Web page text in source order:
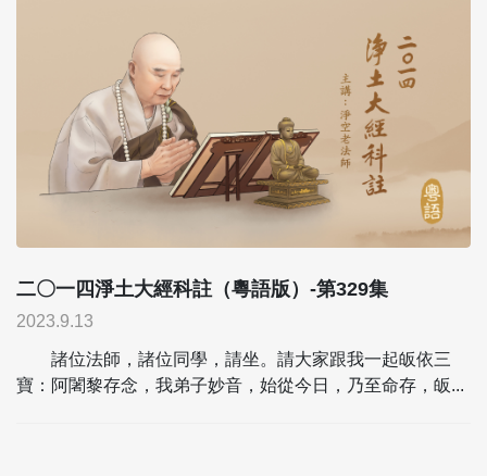
二〇一四淨土大經科註（粵語版）-第329集
2023.9.13
諸位法師，諸位同學，請坐。請大家跟我一起皈依三
寶：阿闍黎存念，我弟子妙音，始從今日，乃至命存，皈...